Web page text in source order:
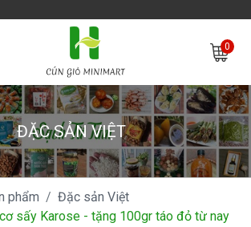
0
ĐẶC SẢN VIỆT
phẩm
Đặc sản Việt
sấy Karose - tặng 100gr táo đỏ từ nay